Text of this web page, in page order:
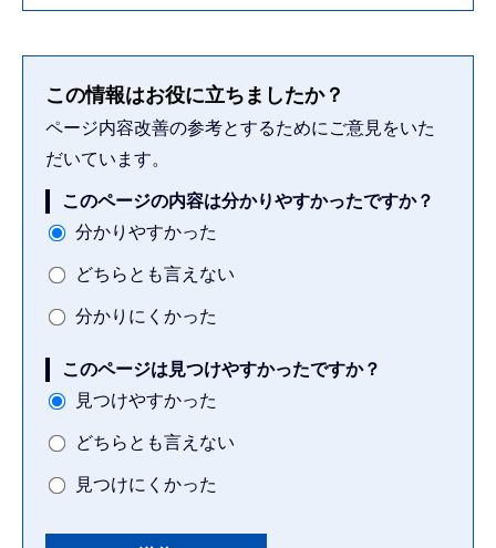
この情報はお役に立ちましたか？
ページ内容改善の参考とするためにご意見をいた
だいています。
このページの内容は分かりやすかったですか？
分かりやすかった
どちらとも言えない
分かりにくかった
このページは見つけやすかったですか？
見つけやすかった
どちらとも言えない
見つけにくかった